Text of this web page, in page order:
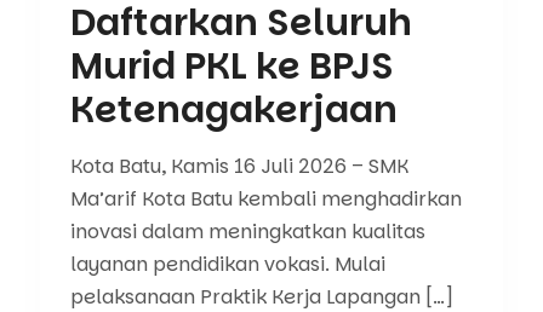
Daftarkan Seluruh
Murid PKL ke BPJS
Ketenagakerjaan
Kota Batu, Kamis 16 Juli 2026 – SMK
Ma’arif Kota Batu kembali menghadirkan
inovasi dalam meningkatkan kualitas
layanan pendidikan vokasi. Mulai
pelaksanaan Praktik Kerja Lapangan […]